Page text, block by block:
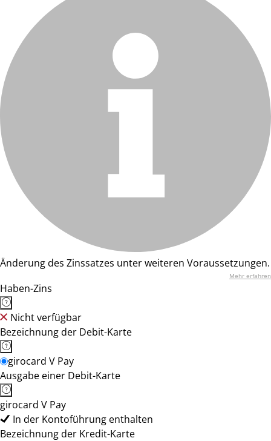
Änderung des Zinssatzes unter weiteren Voraussetzungen.
Mehr erfahren
Haben-Zins
Nicht verfügbar
Bezeichnung der Debit-Karte
girocard V Pay
Ausgabe einer Debit-Karte
girocard V Pay
In der Kontoführung enthalten
Bezeichnung der Kredit-Karte